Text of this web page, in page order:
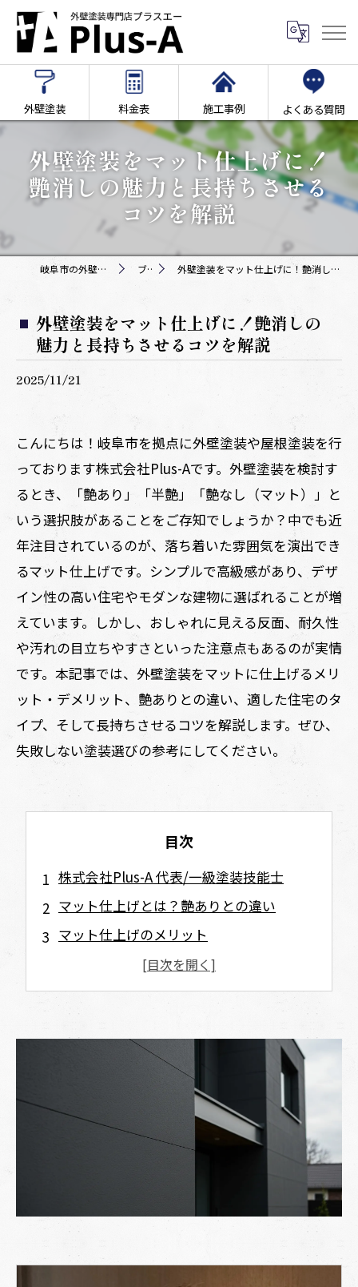
外壁塗装 料金表 施工事例 よくある質問
外壁塗装をマット仕上げに！
艶消しの魅力と長持ちさせる
コツを解説
岐阜市の外壁塗装専門店Plus-A ブログ 外壁塗装をマット仕上げに！艶消しの魅力と長持ちさせるコツを解説
外壁塗装をマット仕上げに！艶消しの
魅力と長持ちさせるコツを解説
2025/11/21
こんにちは！岐阜市を拠点に外壁塗装や屋根塗装を行
っております株式会社Plus-Aです。外壁塗装を検討す
るとき、「艶あり」「半艶」「艶なし（マット）」と
いう選択肢があることをご存知でしょうか？中でも近
年注目されているのが、落ち着いた雰囲気を演出でき
るマット仕上げです。シンプルで高級感があり、デザ
イン性の高い住宅やモダンな建物に選ばれることが増
えています。しかし、おしゃれに見える反面、耐久性
や汚れの目立ちやすさといった注意点もあるのが実情
です。本記事では、外壁塗装をマットに仕上げるメリ
ット・デメリット、艶ありとの違い、適した住宅のタ
イプ、そして長持ちさせるコツを解説します。ぜひ、
失敗しない塗装選びの参考にしてください。
目次
株式会社Plus-A 代表/一級塗装技能士
マット仕上げとは？艶ありとの違い
マット仕上げのメリット
デザイン性の高さ
景観との調和
凹凸を目立ちにくくする効果
マット仕上げのデメリットと注意点
艶あり・半艶との比較で分かる選び方
マット仕上げが向いている家と向かない家
リスクを軽減する方法
マット仕上げを長持ちさせるポイント